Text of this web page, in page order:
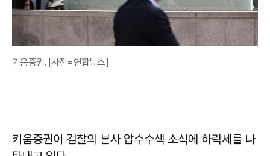
키움증권. [사진=연합뉴스]
키움증권이 검찰의 본사 압수수색 소식에 하락세를 나